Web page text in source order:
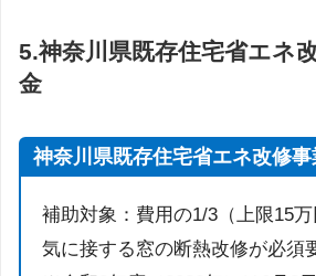
5.神奈川県既存住宅省エネ
金
神奈川県既存住宅省エネ改修
補助対象：費用の1/3（上限15
気に接する窓の断熱改修が必須